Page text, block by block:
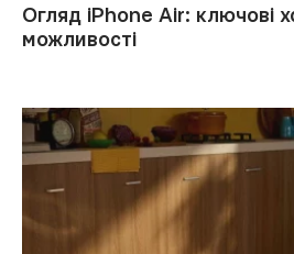
Огляд iPhone Air: ключові
можливості